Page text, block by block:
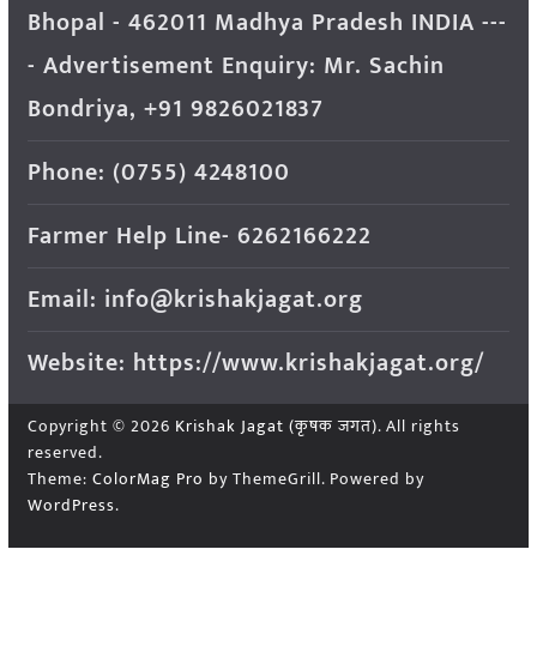
Bhopal - 462011 Madhya Pradesh INDIA ---
- Advertisement Enquiry: Mr. Sachin
Bondriya, +91 9826021837
Phone: (0755) 4248100
Farmer Help Line- 6262166222
Email: info@krishakjagat.org
Website: https://www.krishakjagat.org/
Copyright © 2026 Krishak Jagat (कृषक जगत). All rights
reserved.
Theme: ColorMag Pro by ThemeGrill. Powered by
WordPress.